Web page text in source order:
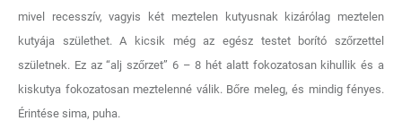
mivel recesszív, vagyis két meztelen kutyusnak kizárólag meztelen
kutyája születhet. A kicsik még az egész testet borító szőrzettel
születnek. Ez az “alj szőrzet” 6 – 8 hét alatt fokozatosan kihullik és a
kiskutya fokozatosan meztelenné válik. Bőre meleg, és mindig fényes.
Érintése sima, puha.